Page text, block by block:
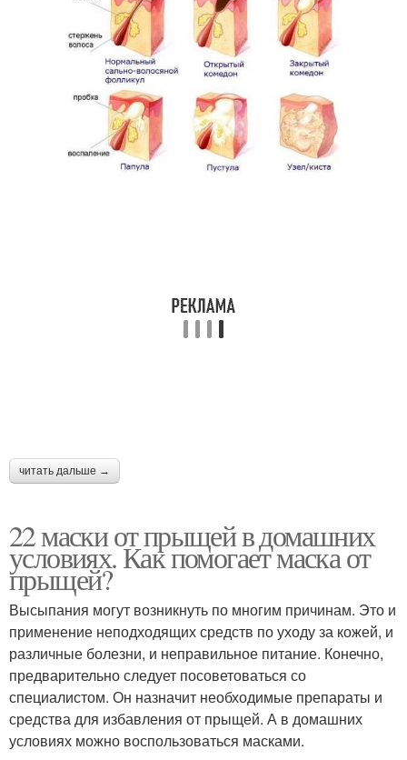
Маска против
воспалений
Домашняя маска
Маска из голубой
Маска для
восстановления
маски
Маска против черных
точек
Салициловая маска
Эффективная маска
читать дальше →
22 маски от прыщей в домашних
условиях. Как помогает маска от
прыщей?
Высыпания могут возникнуть по многим причинам. Это и
применение неподходящих средств по уходу за кожей, и
различные болезни, и неправильное питание. Конечно,
предварительно следует посоветоваться со
специалистом. Он назначит необходимые препараты и
средства для избавления от прыщей. А в домашних
условиях можно воспользоваться масками.